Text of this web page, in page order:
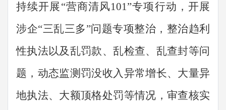
持续开展“营商清风101”专项行动，开展
涉企“三乱三多”问题专项整治，整治趋利
性执法以及乱罚款、乱检查、乱查封等问
题，动态监测罚没收入异常增长、大量异
地执法、大额顶格处罚等情况，审查核实